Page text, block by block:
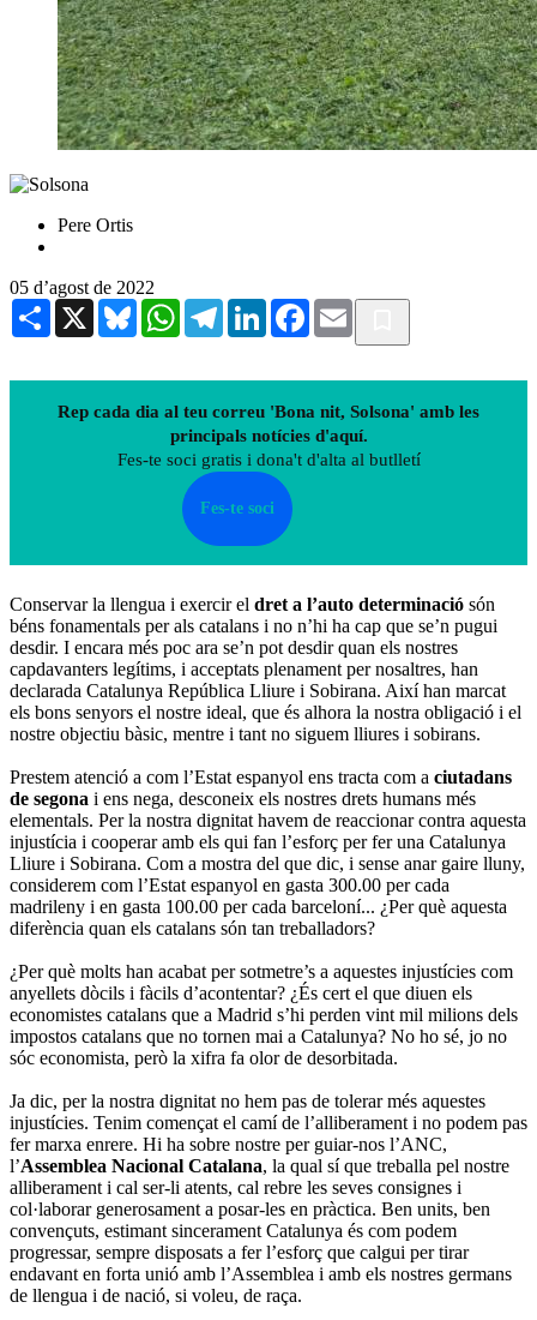
Pere Ortis
05 d’agost de 2022
Share X BlueskyWhatsAppTelegramLinkedInFacebook
Email
Rep cada dia al teu correu 'Bona nit, Solsona' amb les
principals notícies d'aquí.
Fes-te soci gratis i dona't d'alta al butlletí
Fes-te soci
Conservar la llengua i exercir el dret a l’auto determinació són
béns fonamentals per als catalans i no n’hi ha cap que se’n pugui
desdir. I encara més poc ara se’n pot desdir quan els nostres
capdavanters legítims, i acceptats plenament per nosaltres, han
declarada Catalunya República Lliure i Sobirana. Així han marcat
els bons senyors el nostre ideal, que és alhora la nostra obligació i el
nostre objectiu bàsic, mentre i tant no siguem lliures i sobirans.
Prestem atenció a com l’Estat espanyol ens tracta com a ciutadans
de segona i ens nega, desconeix els nostres drets humans més
elementals. Per la nostra dignitat havem de reaccionar contra aquesta
injustícia i cooperar amb els qui fan l’esforç per fer una Catalunya
Lliure i Sobirana. Com a mostra del que dic, i sense anar gaire lluny,
considerem com l’Estat espanyol en gasta 300.00 per cada
madrileny i en gasta 100.00 per cada barceloní... ¿Per què aquesta
diferència quan els catalans són tan treballadors?
¿Per què molts han acabat per sotmetre’s a aquestes injustícies com
anyellets dòcils i fàcils d’acontentar? ¿És cert el que diuen els
economistes catalans que a Madrid s’hi perden vint mil milions dels
impostos catalans que no tornen mai a Catalunya? No ho sé, jo no
sóc economista, però la xifra fa olor de desorbitada.
Ja dic, per la nostra dignitat no hem pas de tolerar més aquestes
injustícies. Tenim començat el camí de l’alliberament i no podem pas
fer marxa enrere. Hi ha sobre nostre per guiar-nos l’ANC,
l’Assemblea Nacional Catalana, la qual sí que treballa pel nostre
alliberament i cal ser-li atents, cal rebre les seves consignes i
col·laborar generosament a posar-les en pràctica. Ben units, ben
convençuts, estimant sincerament Catalunya és com podem
progressar, sempre disposats a fer l’esforç que calgui per tirar
endavant en forta unió amb l’Assemblea i amb els nostres germans
de llengua i de nació, si voleu, de raça.